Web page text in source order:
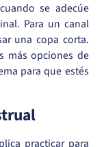
se adecúe
Para un canal
una copa corta.
más opciones de
para que estés
practicar para